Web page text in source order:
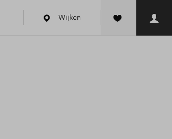
Wijken